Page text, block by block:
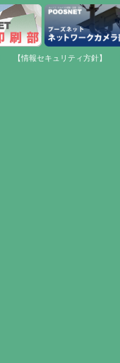
【情報セキュリティ方針】